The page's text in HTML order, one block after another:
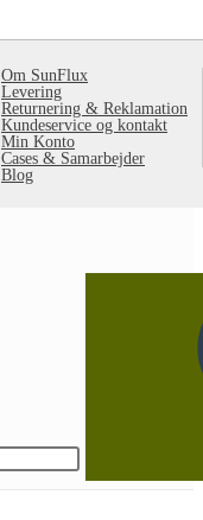
Om SunFlux
Levering
Returnering & Reklamation
Kundeservice og kontakt
Min Konto
Cases & Samarbejder
Blog